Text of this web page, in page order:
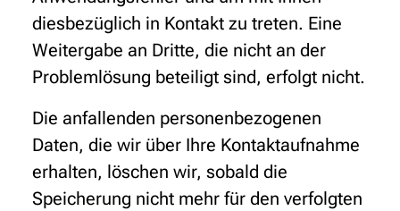
diesbezüglich in Kontakt zu treten. Eine
Weitergabe an Dritte, die nicht an der
Problemlösung beteiligt sind, erfolgt nicht.
Die anfallenden personenbezogenen
Daten, die wir über Ihre Kontaktaufnahme
erhalten, löschen wir, sobald die
Speicherung nicht mehr für den verfolgten